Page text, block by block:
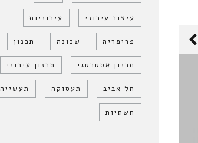
עיצוב עירוני עירוניות
פריפריה שכונה תכנון
תכנון אסטרטגי תכנון עירוני
תל אביב תעסוקה תעשייה
תשתיות